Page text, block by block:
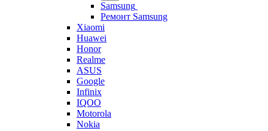
Samsung
Ремонт Samsung
Xiaomi
Huawei
Honor
Realme
ASUS
Google
Infinix
IQOO
Motorola
Nokia